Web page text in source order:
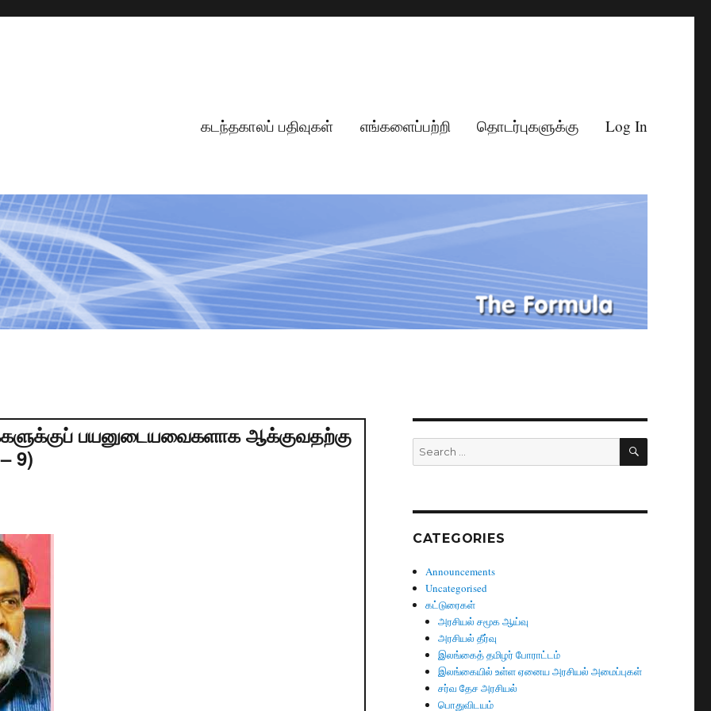
கடந்தகாலப் பதிவுகள் எங்களைப்பற்றி தொடர்புகளுக்கு Log In
பயனுடையவைகளாக ஆக்குவதற்கு
9)
Search
for:
SEARCH
CATEGORIES
Announcements
Uncategorised
கட்டுரைகள்
அரசியல் சமூக ஆய்வு
அரசியல் தீர்வு
இலங்கைத் தமிழர் போராட்டம்
இலங்கையில் உள்ள ஏனைய அரசியல் அமைப்புகள்
சர்வ தேச அரசியல்
பொதுவிடயம்